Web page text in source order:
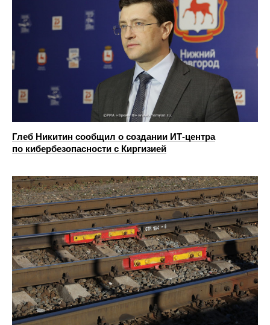
Глеб Никитин сообщил о создании ИТ-центра
по кибербезопасности с Киргизией